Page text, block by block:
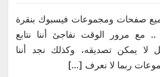
جميع صفحات ومجموعات فيسبوك بنقرة
واحدة 2023 .. مع مرور الوقت نفاجئ أننا نتابع
يمكن تصديقه، وكذلك نجد أننا
ربما لا نعرف […]